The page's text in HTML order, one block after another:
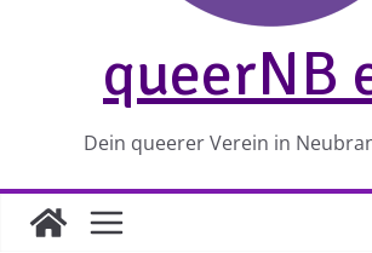
queerNB
Dein queerer Verein in